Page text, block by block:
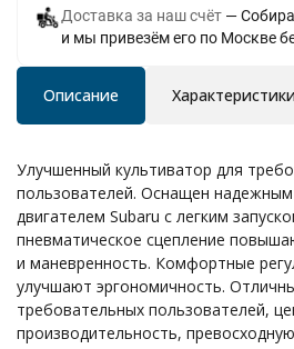
Доставка за наш счёт
и мы привезём его по Москве
Описание
Улучшенный культиватор для
пользователей. Оснащен
двигателем Subaru с легким
пневматическое сцепление
и маневренность. Комфортные
улучшают эргономичность.
требовательных пользователей,
производительность,